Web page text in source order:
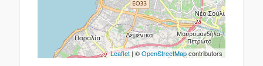
Leaflet| ©OpenStreetMapcontributors